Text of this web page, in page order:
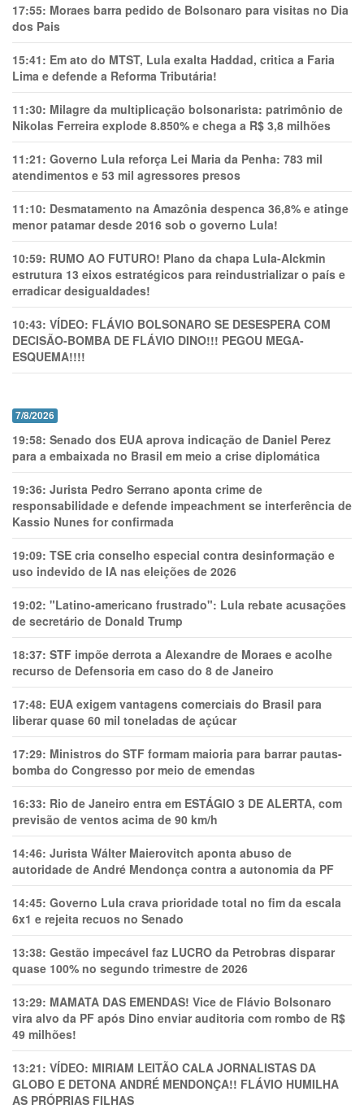
17:55: Moraes barra pedido de Bolsonaro para visitas no Dia
dos Pais
15:41: Em ato do MTST, Lula exalta Haddad, critica a Faria
Lima e defende a Reforma Tributária!
11:30: Milagre da multiplicação bolsonarista: patrimônio de
Nikolas Ferreira explode 8.850% e chega a R$ 3,8 milhões
11:21: Governo Lula reforça Lei Maria da Penha: 783 mil
atendimentos e 53 mil agressores presos
11:10: Desmatamento na Amazônia despenca 36,8% e atinge
menor patamar desde 2016 sob o governo Lula!
10:59: RUMO AO FUTURO! Plano da chapa Lula-Alckmin
estrutura 13 eixos estratégicos para reindustrializar o país e
erradicar desigualdades!
10:43: VÍDEO: FLÁVIO BOLSONARO SE DESESPERA COM
DECISÃO-BOMBA DE FLÁVIO DINO!!! PEGOU MEGA-
ESQUEMA!!!!
7/8/2026
19:58: Senado dos EUA aprova indicação de Daniel Perez
para a embaixada no Brasil em meio a crise diplomática
19:36: Jurista Pedro Serrano aponta crime de
responsabilidade e defende impeachment se interferência de
Kassio Nunes for confirmada
19:09: TSE cria conselho especial contra desinformação e
uso indevido de IA nas eleições de 2026
19:02: "Latino-americano frustrado": Lula rebate acusações
de secretário de Donald Trump
18:37: STF impõe derrota a Alexandre de Moraes e acolhe
recurso de Defensoria em caso do 8 de Janeiro
17:48: EUA exigem vantagens comerciais do Brasil para
liberar quase 60 mil toneladas de açúcar
17:29: Ministros do STF formam maioria para barrar pautas-
bomba do Congresso por meio de emendas
16:33: Rio de Janeiro entra em ESTÁGIO 3 DE ALERTA, com
previsão de ventos acima de 90 km/h
14:46: Jurista Wálter Maierovitch aponta abuso de
autoridade de André Mendonça contra a autonomia da PF
14:45: Governo Lula crava prioridade total no fim da escala
6x1 e rejeita recuos no Senado
13:38: Gestão impecável faz LUCRO da Petrobras disparar
quase 100% no segundo trimestre de 2026
13:29: MAMATA DAS EMENDAS! Vice de Flávio Bolsonaro
vira alvo da PF após Dino enviar auditoria com rombo de R$
49 milhões!
13:21: VÍDEO: MIRIAM LEITÃO CALA JORNALISTAS DA
GLOBO E DETONA ANDRÉ MENDONÇA!! FLÁVIO HUMILHA
AS PRÓPRIAS FILHAS